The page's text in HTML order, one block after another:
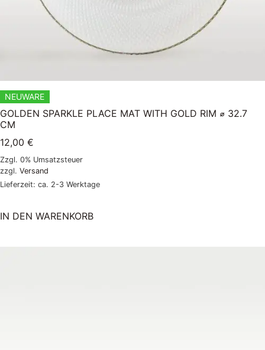
NEUWARE
GOLDEN SPARKLE PLACE MAT WITH GOLD RIM ⌀ 32.7
CM
12,00 €
Zzgl. 0% Umsatzsteuer
zzgl. Versand
Lieferzeit: ca. 2-3 Werktage
IN DEN WARENKORB